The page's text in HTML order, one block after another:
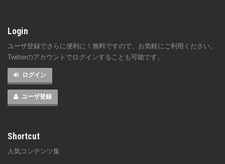
Login
ユーザ登録でさらに便利に！無料ですので、お気軽にご利用ください。
Twitterのアカウントでログインすることも可能です。
ログイン
ユーザ登録
Shortcut
人気コンテンツ集